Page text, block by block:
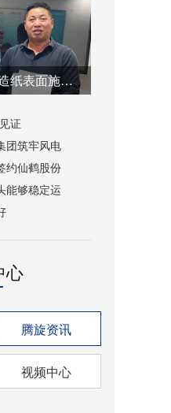
喜报来袭│连续3个造纸表面施胶系统订单签订合作，共创双赢未来！
证
团筑牢风电
约仙鹤股份
能够稳定运
心
腾旋资讯
视频中心